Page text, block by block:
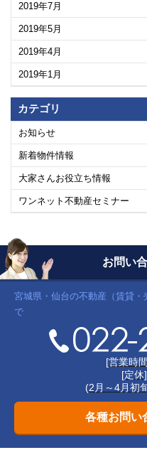
2019年7月
2019年5月
2019年4月
2019年1月
カテゴリ
お知らせ
新着物件情報
大家さんお役立ち情報
ワンネット不動産セミナー
お問い
宮城県・仙台の不動産（賃貸
で
[営業時
[定休
(2月～4月初
各種お問い